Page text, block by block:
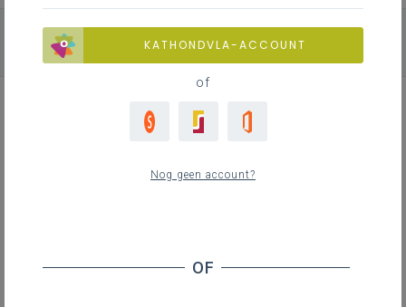
alle onderdelen Biologie
Chemie
Fysica
KATHONDVLA-ACCOUNT
of
Nog geen account?